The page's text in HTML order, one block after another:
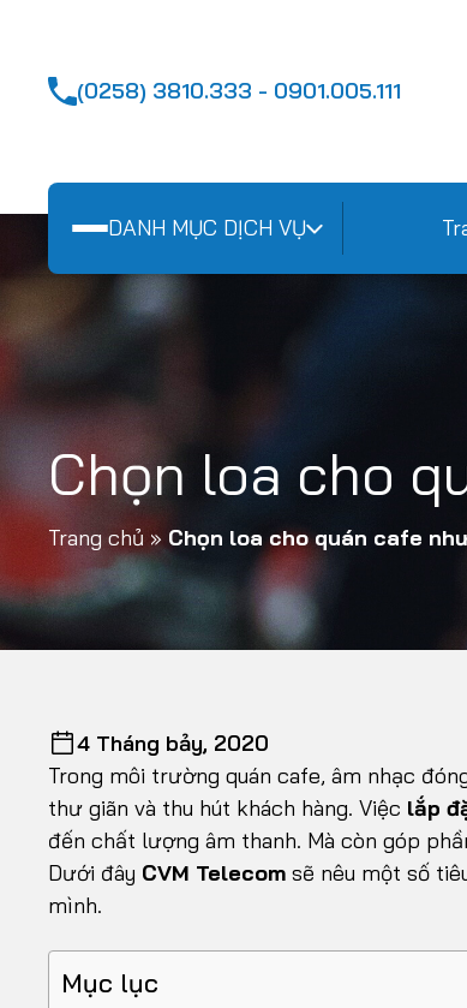
(0258) 3810.333 - 0901.005.111
DANH MỤC DỊCH VỤ
Chọn loa cho
Trang chủ » Chọn loa cho quán cafe
4 Tháng bảy, 2020
Trong môi trường quán cafe, âm nhạc
thư giãn và thu hút khách hàng. Việc lắp
đến chất lượng âm thanh. Mà còn góp
Dưới đây CVM Telecom sẽ nêu một số
mình.
Mục lục